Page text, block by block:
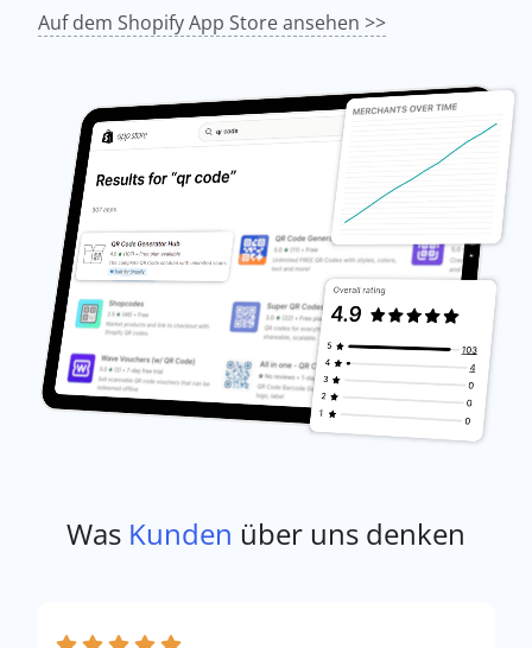
Auf dem Shopify App Store ansehen >>
Was Kunden über uns denken